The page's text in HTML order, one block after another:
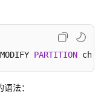
PARTITION
法：